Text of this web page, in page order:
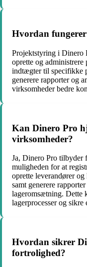
Hvordan
Projektstyring i Dinero
oprette og
indtægter til specifikke
generere rapporter og
virksomheder bedre
Kan Dinero Pro
virksomheder?
Ja, Dinero Pro tilbyder
muligheden for at
oprette leverandører
samt generere
lageromsætning. Dette
lagerprocesser og
Hvordan sikrer
fortrolighed?